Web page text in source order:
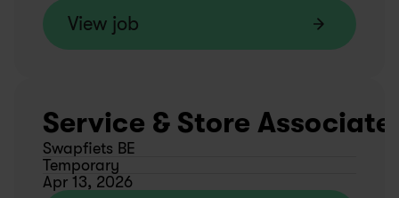
View job
Service & Store
Swapfiets BE
Temporary
Apr 13, 2026